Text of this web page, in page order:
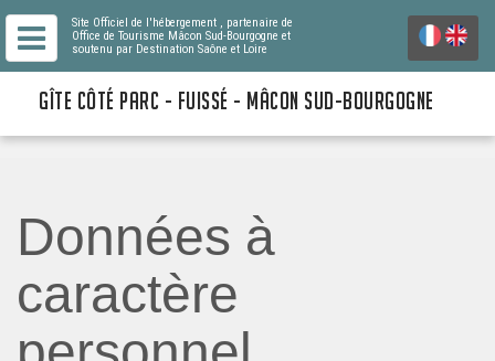
Site Officiel de l'hébergement , partenaire de
Office de Tourisme Mâcon Sud-Bourgogne et
soutenu par Destination Saône et Loire
GÎTE CÔTÉ PARC - FUISSÉ - MÂCON SUD-BOURGOGNE
Données à
caractère